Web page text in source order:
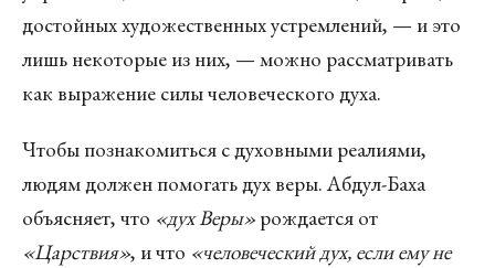
достойных художественных устремлений, — и это
лишь некоторые из них, — можно рассматривать
как выражение силы человеческого духа.
Чтобы познакомиться с духовными реалиями,
людям должен помогать дух веры. Абдул-Баха
объясняет, что «дух Веры» рождается от
«Царствия», и что «человеческий дух, если ему не